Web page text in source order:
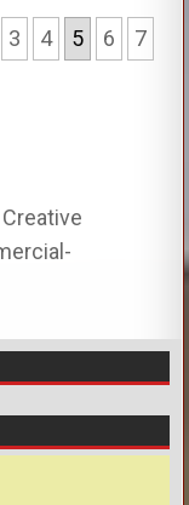
3 4 5 6
7